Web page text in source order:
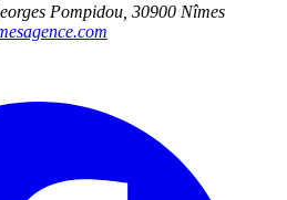
Pompidou, 30900 Nîmes